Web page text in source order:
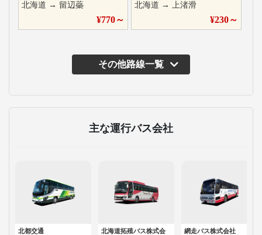
北海道 → 留辺蘂
¥770～
北海道 →上渚滑
¥230～
その他路線一覧
主な運行バス会社
北都交通
北海道拓殖バス株式会
網走バス株式会社